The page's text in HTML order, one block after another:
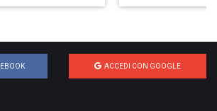
ACCEDI CON GOOGLE